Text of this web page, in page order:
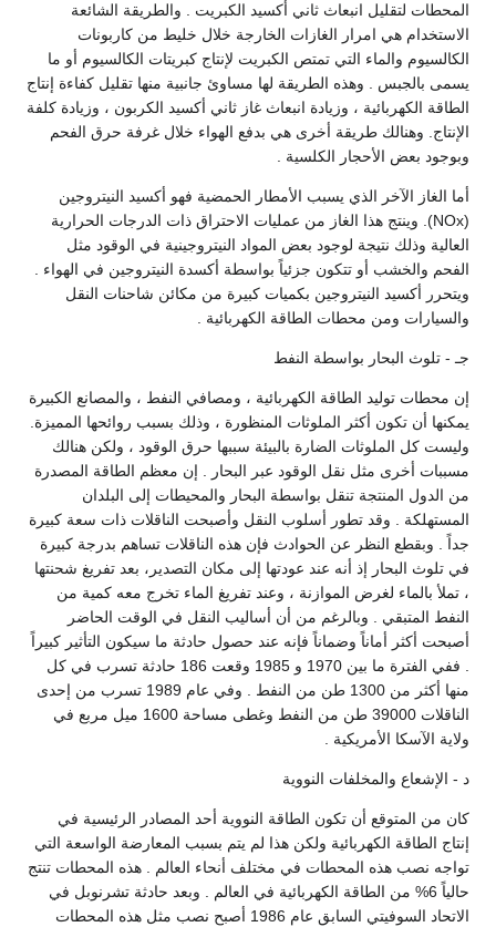
المحطات لتقليل انبعاث ثاني أكسيد الكبريت . والطريقة الشائعة
الاستخدام هي امرار الغازات الخارجة خلال خليط من كاربونات
الكالسيوم والماء التي تمتص الكبريت لإنتاج كبريتات الكالسيوم أو ما
يسمى بالجبس . وهذه الطريقة لها مساوئ جانبية منها تقليل كفاءة إنتاج
الطاقة الكهربائية ، وزيادة انبعاث غاز ثاني أكسيد الكربون ، وزيادة كلفة
الإنتاج. وهنالك طريقة أخرى هي بدفع الهواء خلال غرفة حرق الفحم
وبوجود بعض الأحجار الكلسية .
أما الغاز الآخر الذي يسبب الأمطار الحمضية فهو أكسيد النيتروجين
(NOx). وينتج هذا الغاز من عمليات الاحتراق ذات الدرجات الحرارية
العالية وذلك نتيجة لوجود بعض المواد النيتروجينية في الوقود مثل
الفحم والخشب أو تتكون جزئياً بواسطة أكسدة النيتروجين في الهواء .
ويتحرر أكسيد النيتروجين بكميات كبيرة من مكائن شاحنات النقل
والسيارات ومن محطات الطاقة الكهربائية .
جـ - تلوث البحار بواسطة النفط
إن محطات توليد الطاقة الكهربائية ، ومصافي النفط ، والمصانع الكبيرة
يمكنها أن تكون أكثر الملوثات المنظورة ، وذلك بسبب روائحها المميزة.
وليست كل الملوثات الضارة بالبيئة سببها حرق الوقود ، ولكن هنالك
مسببات أخرى مثل نقل الوقود عبر البحار . إن معظم الطاقة المصدرة
من الدول المنتجة تنقل بواسطة البحار والمحيطات إلى البلدان
المستهلكة . وقد تطور أسلوب النقل وأصبحت الناقلات ذات سعة كبيرة
جداً . وبقطع النظر عن الحوادث فإن هذه الناقلات تساهم بدرجة كبيرة
في تلوث البحار إذ أنه عند عودتها إلى مكان التصدير، بعد تفريغ شحنتها
، تملأ بالماء لغرض الموازنة ، وعند تفريغ الماء تخرج معه كمية من
النفط المتبقي . وبالرغم من أن أساليب النقل في الوقت الحاضر
أصبحت أكثر أماناً وضماناً فإنه عند حصول حادثة ما سيكون التأثير كبيراً
. ففي الفترة ما بين 1970 و 1985 وقعت 186 حادثة تسرب في كل
منها أكثر من 1300 طن من النفط . وفي عام 1989 تسرب من إحدى
الناقلات 39000 طن من النفط وغطى مساحة 1600 ميل مربع في
ولاية الآسكا الأمريكية .
د - الإشعاع والمخلفات النووية
كان من المتوقع أن تكون الطاقة النووية أحد المصادر الرئيسية في
إنتاج الطاقة الكهربائية ولكن هذا لم يتم بسبب المعارضة الواسعة التي
تواجه نصب هذه المحطات في مختلف أنحاء العالم . هذه المحطات تنتج
حالياً 6% من الطاقة الكهربائية في العالم . وبعد حادثة تشرنوبل في
الاتحاد السوفيتي السابق عام 1986 أصبح نصب مثل هذه المحطات